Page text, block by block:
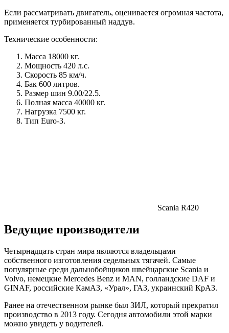
Если рассматривать двигатель, оценивается огромная частота,
применяется турбированный наддув.
Технические особенности:
Масса 18000 кг.
Мощность 420 л.с.
Скорость 85 км/ч.
Бак 600 литров.
Размер шин 9.00/22.5.
Полная масса 40000 кг.
Нагрузка 7500 кг.
Тип Euro-3.
Scania R420
Ведущие производители
Четырнадцать стран мира являются владельцами
собственного изготовления седельных тягачей. Самые
популярные среди дальнобойщиков швейцарские Scania и
Volvo, немецкие Mercedes Benz и MAN, голландские DAF и
GINAF, российские КамАЗ, «Урал», ГАЗ, украинский КрАЗ.
Ранее на отечественном рынке был ЗИЛ, который прекратил
производство в 2013 году. Сегодня автомобили этой марки
можно увидеть у водителей.